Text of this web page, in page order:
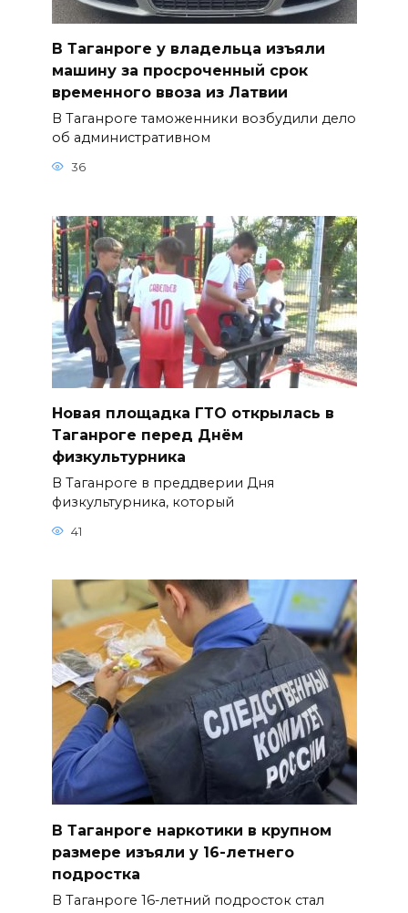
В Таганроге у владельца изъяли
машину за просроченный срок
временного ввоза из Латвии
В Таганроге таможенники возбудили дело
об административном
36
Новая площадка ГТО открылась в
Таганроге перед Днём
физкультурника
В Таганроге в преддверии Дня
физкультурника, который
41
В Таганроге наркотики в крупном
размере изъяли у 16-летнего
подростка
В Таганроге 16-летний подросток стал